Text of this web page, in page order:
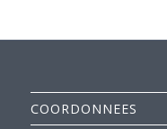
COORDONNEES